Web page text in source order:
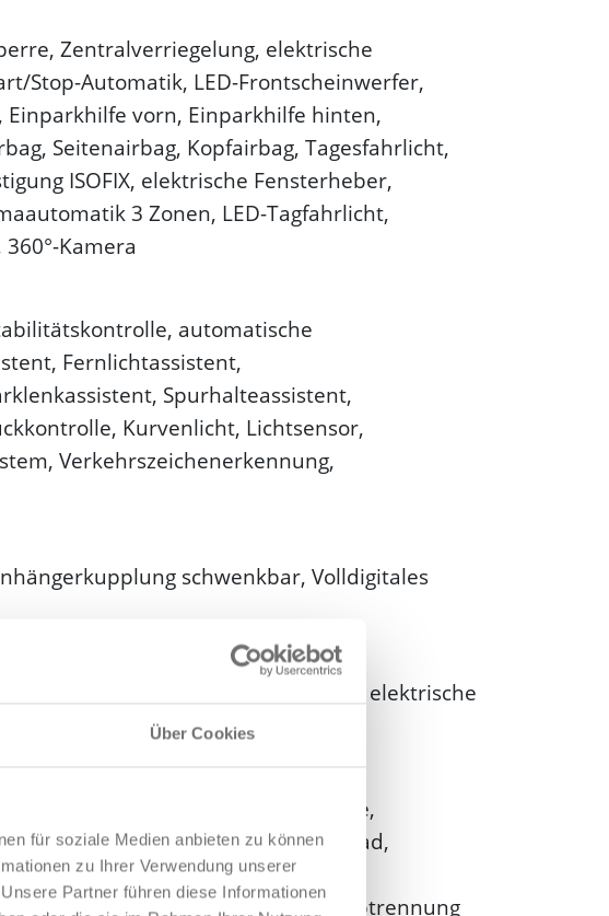
Über Cookies
für soziale Medien anbieten zu können
zu Ihrer Verwendung unserer
Partner führen diese Informationen
Zentralverriegelung, elektrische
Stop-Automatik, LED-Frontscheinwerfer,
vorn, Einparkhilfe hinten,
Seitenairbag, Kopfairbag, Tagesfahrlicht,
ISOFIX, elektrische Fensterheber,
3 Zonen, LED-Tagfahrlicht,
Kamera
automatische
Fernlichtassistent,
Spurhalteassistent,
Kurvenlicht, Lichtsensor,
Verkehrszeichenerkennung,
schwenkbar, Volldigitales
Anhängerkupplung fest, Dachreling, elektrische
Standheizung, elektrische Sitze,
Mittelarmlehne, beheizbares Lenkrad,
hinten, Induktionsladen für
abblendend, Gepäckraumabtrennung